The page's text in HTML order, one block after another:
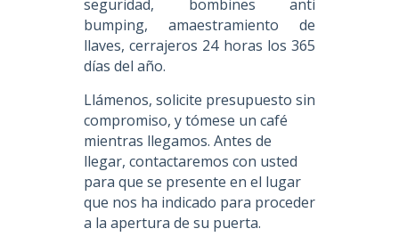
seguridad, bombines anti
bumping, amaestramiento de
llaves, cerrajeros 24 horas los 365
días del año.
Llámenos, solicite presupuesto sin
compromiso, y tómese un café
mientras llegamos. Antes de
llegar, contactaremos con usted
para que se presente en el lugar
que nos ha indicado para proceder
a la apertura de su puerta.